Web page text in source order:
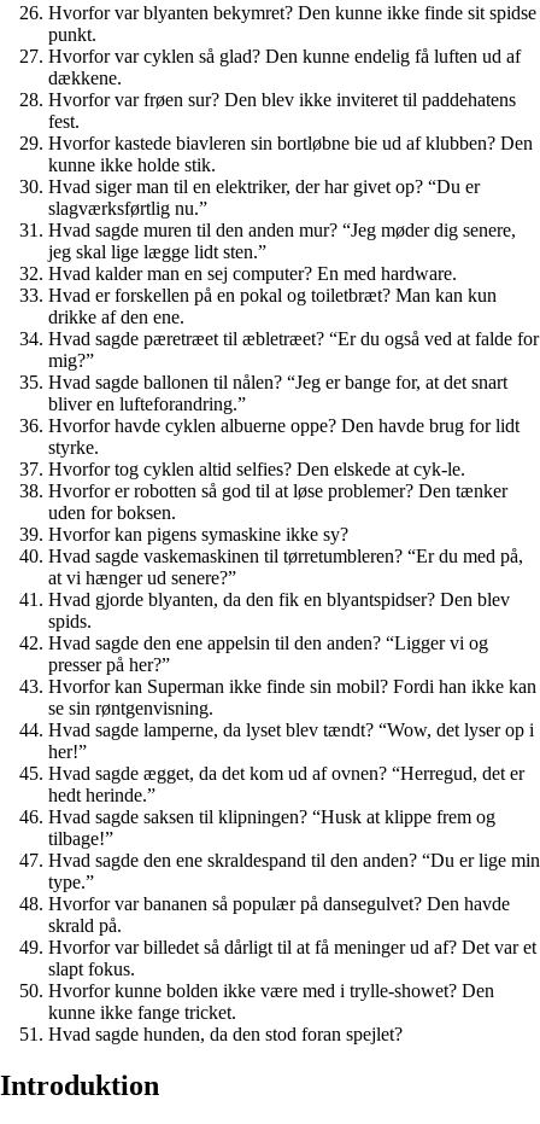
Hvorfor var blyanten bekymret? Den kunne ikke finde sit spidse
punkt.
Hvorfor var cyklen så glad? Den kunne endelig få luften ud af
dækkene.
Hvorfor var frøen sur? Den blev ikke inviteret til paddehatens
fest.
Hvorfor kastede biavleren sin bortløbne bie ud af klubben? Den
kunne ikke holde stik.
Hvad siger man til en elektriker, der har givet op? “Du er
slagværksførtlig nu.”
Hvad sagde muren til den anden mur? “Jeg møder dig senere,
jeg skal lige lægge lidt sten.”
Hvad kalder man en sej computer? En med hardware.
Hvad er forskellen på en pokal og toiletbræt? Man kan kun
drikke af den ene.
Hvad sagde pæretræet til æbletræet? “Er du også ved at falde for
mig?”
Hvad sagde ballonen til nålen? “Jeg er bange for, at det snart
bliver en lufteforandring.”
Hvorfor havde cyklen albuerne oppe? Den havde brug for lidt
styrke.
Hvorfor tog cyklen altid selfies? Den elskede at cyk-le.
Hvorfor er robotten så god til at løse problemer? Den tænker
uden for boksen.
Hvorfor kan pigens symaskine ikke sy?
Hvad sagde vaskemaskinen til tørretumbleren? “Er du med på,
at vi hænger ud senere?”
Hvad gjorde blyanten, da den fik en blyantspidser? Den blev
spids.
Hvad sagde den ene appelsin til den anden? “Ligger vi og
presser på her?”
Hvorfor kan Superman ikke finde sin mobil? Fordi han ikke kan
se sin røntgenvisning.
Hvad sagde lamperne, da lyset blev tændt? “Wow, det lyser op i
her!”
Hvad sagde ægget, da det kom ud af ovnen? “Herregud, det er
hedt herinde.”
Hvad sagde saksen til klipningen? “Husk at klippe frem og
tilbage!”
Hvad sagde den ene skraldespand til den anden? “Du er lige min
type.”
Hvorfor var bananen så populær på dansegulvet? Den havde
skrald på.
Hvorfor var billedet så dårligt til at få meninger ud af? Det var et
slapt fokus.
Hvorfor kunne bolden ikke være med i trylle-showet? Den
kunne ikke fange tricket.
Hvad sagde hunden, da den stod foran spejlet?
Introduktion